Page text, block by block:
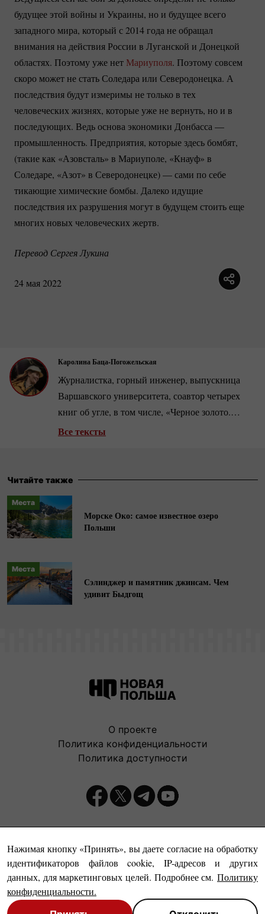
будущее этой войны и Украины, но и будущее всего
западного мира, который с 2014 года не обращал
внимания на действия России в Луганской и Донецкой
областях. Поэтому уже нет Мариуполя. Поэтому совсем
скоро может не стать Соледара или Северодонецка. А
последствия будут измеримы не только в тех
человеческих жизнях, которые уже не вернуть, но и в
последующих. Ведь основа экономики Донбасса —
промышленность. Предприятия, которые здесь бомбят,
(такие как «Азовсталь» в Мариуполе, «Кнауф» в
Соледаре, «Азот» в Северодонецке) — сами по себе
тикающие химические бомбы. Далеко идущие
последствия их разрушения могут в будущем стоить еще
многих новых человеческих жертв.
Перевод Сергея Лукина
24 мая 2022
Каролина Баца-Погожельская
Журналистка, горный инженер, выпускница
Варшавского университета, соавтор четырех
книг об угле, в том числе, «Черное золото.
Войны за уголь из Донбасса» совместно с
частности, премии Grand Press и премии им.
Все тексты
Читайте также
Места
Морске Око: самое известное озеро
Польши
Места
Сэлинджер и памятник джинсам. Чем
удивит Быдгощ
Нажимая кнопку «Принять», вы даете согласие на обработку
идентификаторов файлов cookie, IP-адресов и других
данных, для маркетинговых целей. Подробнее см. Политику
конфиденциальности.
О проекте
Политика конфиденциальности
Политика доступности